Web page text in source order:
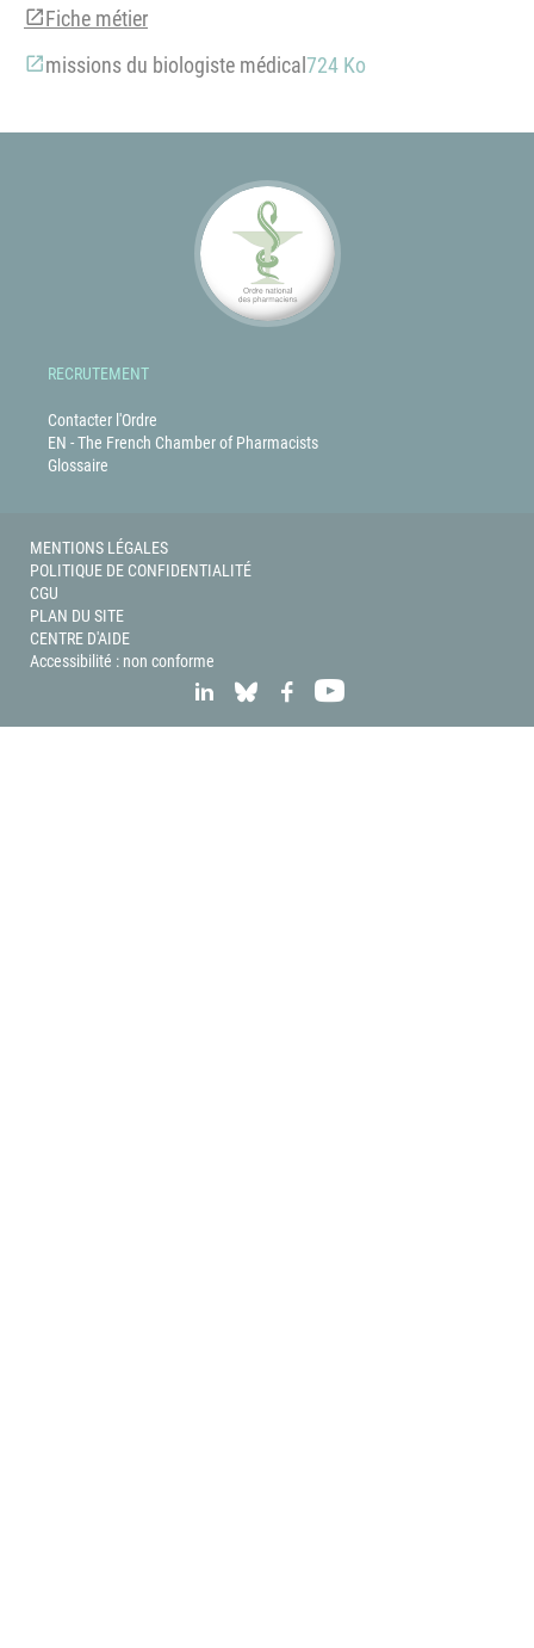
Fiche métier
missions du biologiste médical 724 Ko
RECRUTEMENT
Contacter l'Ordre
EN - The French Chamber of Pharmacists
Glossaire
MENTIONS LÉGALES
POLITIQUE DE CONFIDENTIALITÉ
CGU
PLAN DU SITE
CENTRE D'AIDE
Accessibilité : non conforme
LINKEDIN
BLUESKYFACEBOOK